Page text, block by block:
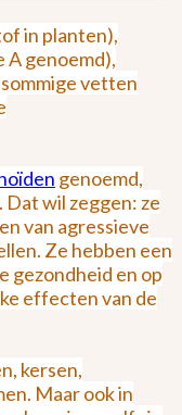
in planten),
A genoemd),
vetten
genoemd,
wil zeggen: ze
van agressieve
Ze hebben een
gezondheid en op
effecten van de
kersen,
Maar ook in